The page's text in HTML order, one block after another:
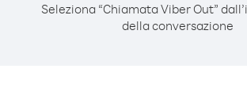
Seleziona “Chiamata Viber Out”
della conversazione